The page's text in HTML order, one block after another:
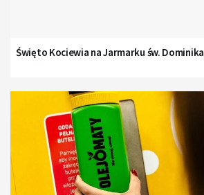
Święto Kociewia na Jarmarku św. Dominika